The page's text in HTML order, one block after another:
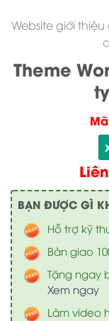
Website giới
Theme
BẠN ĐƯỢC GÌ
Hỗ trợ kỹ
Bàn giao
Tặng ngay
Xem ngay
Làm video